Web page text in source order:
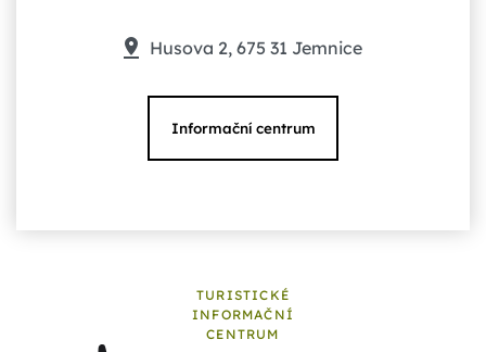
Husova 2, 675 31 Jemnice
Informační centrum
TURISTICKÉ
INFORMAČNÍ
CENTRUM